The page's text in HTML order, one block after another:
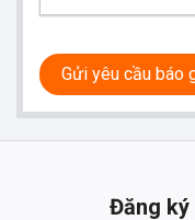
Gửi yêu cầu báo
Đăng ký